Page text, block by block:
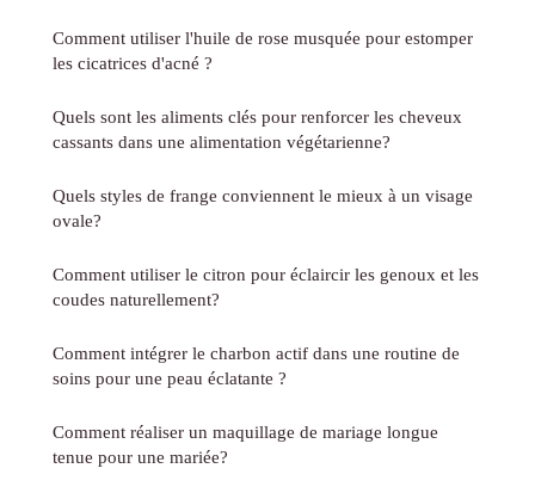
Comment utiliser l'huile de rose musquée pour estomper
les cicatrices d'acné ?
Quels sont les aliments clés pour renforcer les cheveux
cassants dans une alimentation végétarienne?
Quels styles de frange conviennent le mieux à un visage
ovale?
Comment utiliser le citron pour éclaircir les genoux et les
coudes naturellement?
Comment intégrer le charbon actif dans une routine de
soins pour une peau éclatante ?
Comment réaliser un maquillage de mariage longue
tenue pour une mariée?